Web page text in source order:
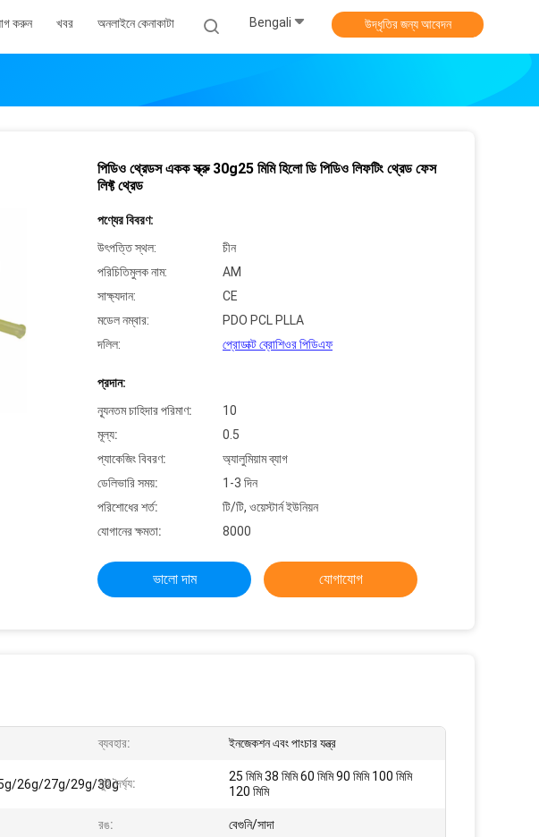
করুন খবর অনলাইনে কেনাকাটা Bengali উদ্ধৃতির জন্য আবেদন
পিডিও থ্রেডস একক স্ক্রু 30g25 মিমি হিলো ডি পিডিও লিফটিং থ্রেড ফেস
লিফ্ট থ্রেড
পণ্যের বিবরণ:
উৎপত্তি স্থল:
চীন
পরিচিতিমুলক নাম:
AM
সাক্ষ্যদান:
CE
মডেল নম্বার:
PDO PCL PLLA
দলিল:
প্রোডাক্ট ব্রোশিওর পিডিএফ
প্রদান:
ন্যূনতম চাহিদার পরিমাণ:
10
মূল্য:
0.5
প্যাকেজিং বিবরণ:
অ্যালুমিয়াম ব্যাগ
ডেলিভারি সময়:
1-3 দিন
পরিশোধের শর্ত:
টি/টি, ওয়েস্টার্ন ইউনিয়ন
যোগানের ক্ষমতা:
8000
ভালো দাম যোগাযোগ
ব্যবহার: ইনজেকশন এবং পাংচার যন্ত্র
26g/27g/29g/30g
সুই দৈর্ঘ্য:
25 মিমি 38 মিমি 60 মিমি 90 মিমি 100 মিমি
120 মিমি
রঙ: বেগুনি/সাদা